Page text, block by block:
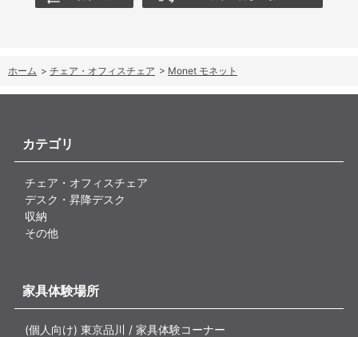
ホーム > チェア・オフィスチェア > Monet モネット
カテゴリ
チェア・オフィスチェア
デスク・昇降デスク
収納
その他
家具体験場所
(個人向け) 東京品川 / 家具体験コーナー